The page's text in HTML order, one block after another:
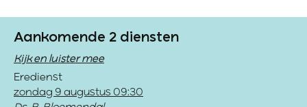
Aankomende 2 diensten
Kijk en luister mee
Eredienst
zondag 9 augustus 09:30